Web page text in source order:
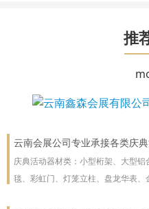
推
云南会展公司专业承接各类庆典
庆典活动器材类：小型桁架、大型
毯、彩虹门、灯笼立柱、盘龙华表、